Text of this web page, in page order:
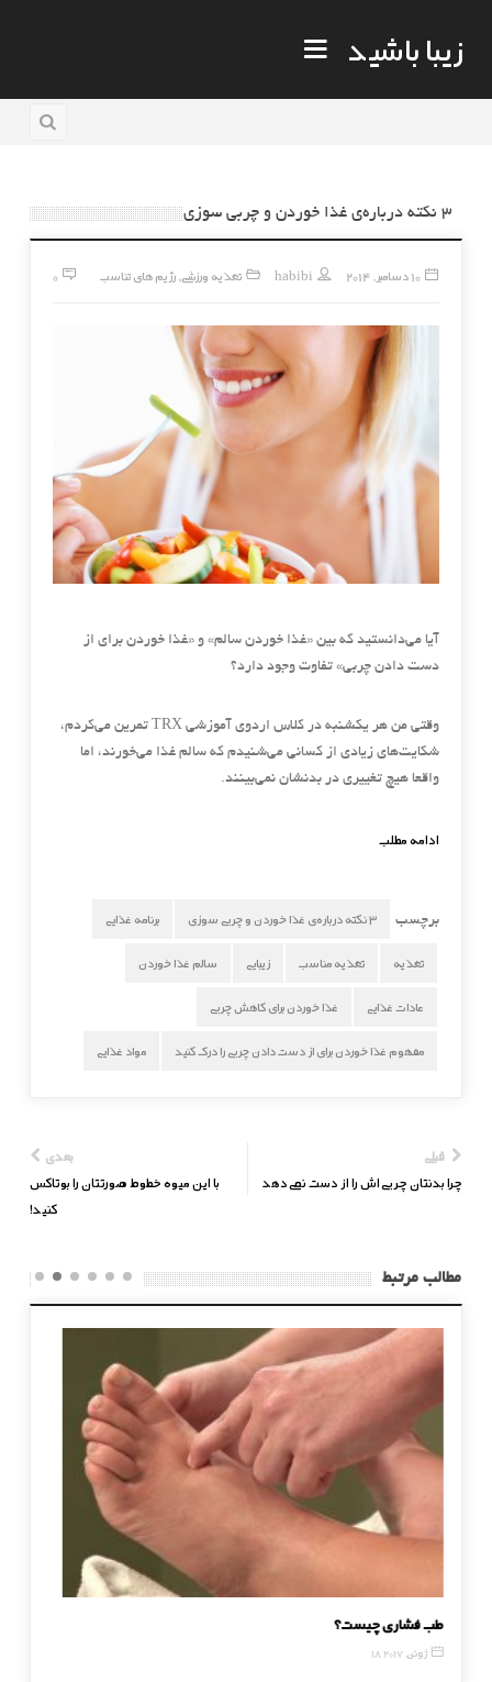
زیبا باشید
۳ نکته درباره‌ی غذا خوردن و چربی سوزی
10 دسامبر, 2014 habibi تغذیه ورزشی, رژیم های تناسب 0
آیا می‌دانستید که بین «غذا خوردن سالم» و «غذا خوردن برای از
دست دادن چربی» تفاوت وجود دارد؟
وقتی من هر یکشنبه در کلاس اردوی آموزشی TRX تمرین می‌کردم،
شکایت‌های زیادی از کسانی می‌شنیدم که سالم غذا می‌خورند، اما
واقعا هیچ تغییری در بدنشان نمی‌بینند.
ادامه مطلب
برچسب ۳ نکته درباره‌ی غذا خوردن و چربی سوزی برنامه غذایی
تغذیه تغذیه مناسب زیبایی سالم غذا خوردن
عادات غذایی غذا خوردن برای کاهش چربی
مفهوم غذا خوردن برای از دست دادن چربی را درک کنید مواد غذایی
قبلی
چرا بدنتان چربی‌اش را از دست نمی‌دهد
بعدی
با این میوه خطوط صورتتان را بوتاکس
کنید!
مطالب مرتبط
طب فشاری چیست؟
18 ژوئن, 2017